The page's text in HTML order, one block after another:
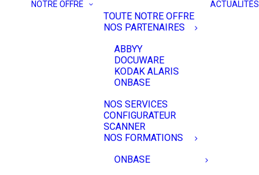
NOTRE OFFRE
TOUTE NOTRE OFFRE
NOS PARTENAIRES
ABBYY
DOCUWARE
KODAK ALARIS
ONBASE
NOS SERVICES
CONFIGURATEUR
SCANNER
NOS FORMATIONS
ONBASE
ACTUALITÉS